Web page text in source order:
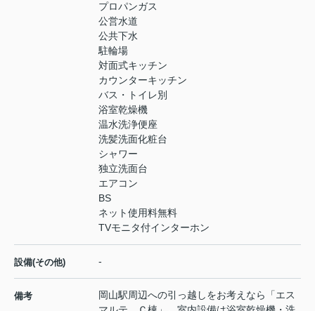
プロパンガス
公営水道
公共下水
駐輪場
対面式キッチン
カウンターキッチン
バス・トイレ別
浴室乾燥機
温水洗浄便座
洗髪洗面化粧台
シャワー
独立洗面台
エアコン
BS
ネット使用料無料
TVモニタ付インターホン
設備(その他) -
備考
岡山駅周辺への引っ越しをお考えなら「エス